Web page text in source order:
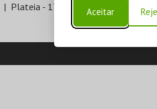
Aceitar
Plateia - 17€